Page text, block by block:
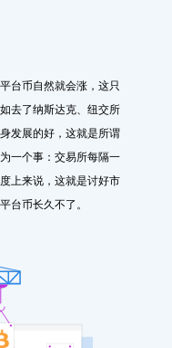
台币自然就会涨，这只
去了纳斯达克、纽交所
发展的好，这就是所谓
一个事：交易所每隔一
上来说，这就是讨好市
台币长久不了。